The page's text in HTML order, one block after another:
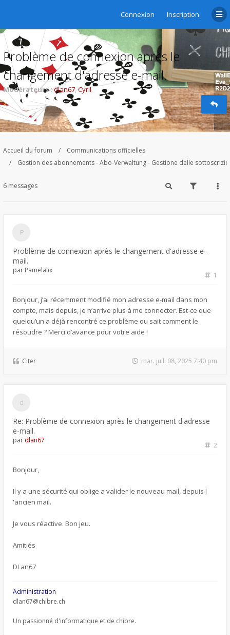
Connexion Inscription
Problème de connexion après le
changement d'adresse e-mail.
Modérateurs :dlan67,Cyril
Accueil du forum
Communications officielles
Gestion des abonnements - Abo-Verwaltung - Gestione delle
6 messages
Problème de connexion après le changement d'adresse e-
mail.
1
par Pamelalix
Bonjour, j’ai récemment modifié mon adresse e-mail dans mon
compte, mais depuis, je n’arrive plus à me connecter. Est-ce que
quelqu’un a déjà rencontré ce problème ou sait comment le
résoudre ? Merci d’avance pour votre aide !
Citer mar. juil. 08, 2025 7:40 pm
Re: Problème de connexion après le changement d'adresse
e-mail.
2
par dlan67
Bonjour,
Il y a une sécurité qui oblige a valider le nouveau mail, depuis l
'ancien mail.
Je vous réactive. Bon jeu.
Amitiés
DLan67
Administration
dlan67@chibre.ch
Un passionné d'informatique et de chibre.